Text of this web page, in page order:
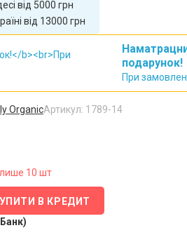
від 13000 грн
подарунок!
При
OrganicАртикул: 1789-14
10 шт
В КРЕДИТ